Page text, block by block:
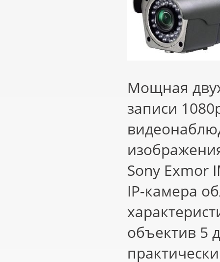
Мощная
записи
Sony Exmor
IP-камера
объектив 5